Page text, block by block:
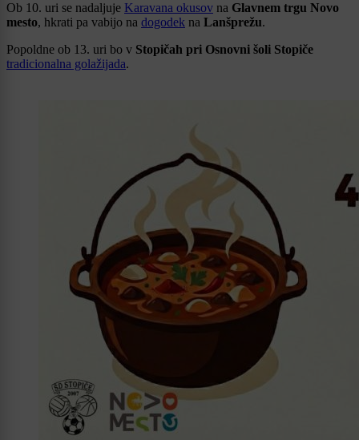
Ob 10. uri se nadaljuje Karavana okusov na Glavnem trgu Novo
mesto, hkrati pa vabijo na dogodek na Lanšprežu.
Popoldne ob 13. uri bo v Stopičah pri Osnovni šoli Stopiče
tradicionalna golažijada.